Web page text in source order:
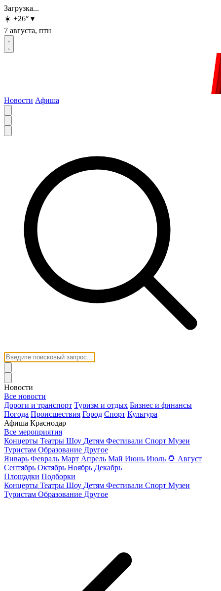
Загрузка...
☀️ +26° ▾
7 августа, птн
Новости Афиша
Новости
Все новости
Дороги и транспорт Туризм и отдых Бизнес и финансы
Погода Происшествия Город Спорт Культура
Афиша Краснодар
Все мероприятия
Концерты Театры Шоу Детям Фестивали Спорт Музеи
Туристам Образование Другое
Январь Февраль Март Апрель Май Июнь Июль 🌻 Август
Сентябрь Октябрь Ноябрь Декабрь
Площадки Подборки
Концерты Театры Шоу Детям Фестивали Спорт Музеи
Туристам Образование Другое